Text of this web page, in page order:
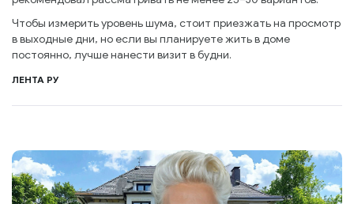
Чтобы измерить уровень шума, стоит приезжать на просмотр
в выходные дни, но если вы планируете жить в доме
постоянно, лучше нанести визит в будни.
ЛЕНТА РУ